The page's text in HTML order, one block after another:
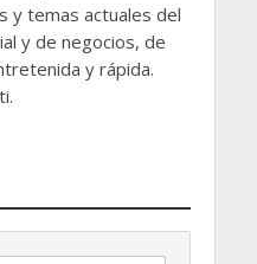
y temas actuales del
y de negocios, de
y rápida.